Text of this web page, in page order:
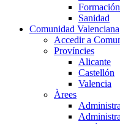
Formación
Sanidad
Comunidad Valenciana
Accedir a
Províncies
Alicante
Castellón
Valencia
Àrees